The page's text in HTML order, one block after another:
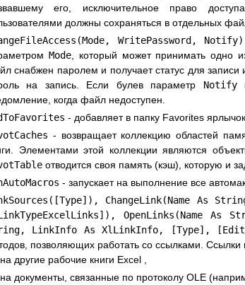
его, исключительное право
должны сохраняться в отдельных
WritePassword, Notify)
Mode, который может принимать одно
снабжен паролем и получает статус для записи
на запись. Если булев параметр Notify
когда файл недоступен.
- добавляет в папку Favorites
- возвращает коллекцию областей
Элементами этой коллекции являются
отводится своя память (кэш), которую и
- запускает на выполнение все
ChangeLink(Name As
OpenLinks(Name As
LinkInfo As XlLinkInfo, [Type],
позволяющих работать со ссылками. Ссылки
на другие рабочие книги Excel ,
на документы, связанные по протоколу OLE